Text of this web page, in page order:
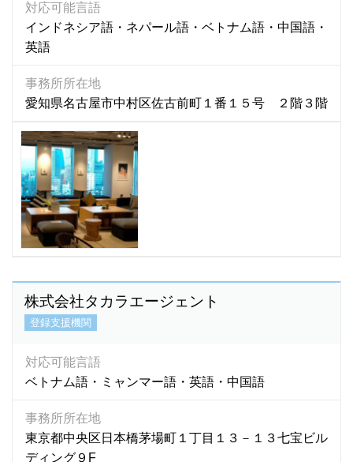
対応可能言語
インドネシア語・ネパール語・ベトナム語・中国語・
英語
事務所所在地
愛知県名古屋市中村区佐古前町１番１５号 ２階３階
株式会社タカラエージェント
登録支援機関
対応可能言語
ベトナム語・ミャンマー語・英語・中国語
事務所所在地
東京都中央区日本橋茅場町１丁目１３－１３七宝ビル
ディング９F